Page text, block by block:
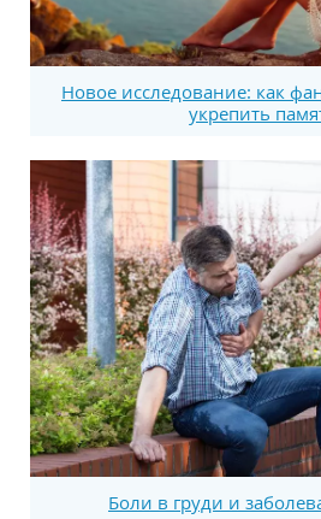
Новое исследование: как
укрепить
Боли в груди и